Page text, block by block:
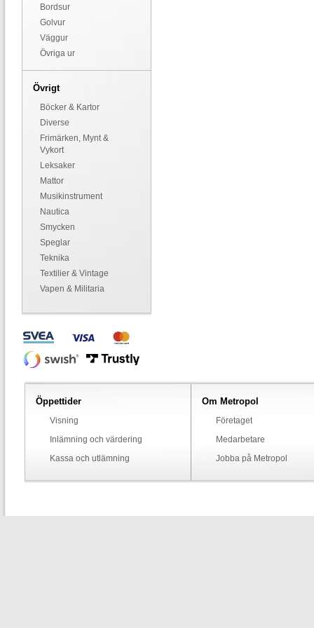
Bordsur
Golvur
Väggur
Övriga ur
Övrigt
Böcker & Kartor
Diverse
Frimärken, Mynt &
Vykort
Leksaker
Mattor
Musikinstrument
Nautica
Smycken
Speglar
Teknika
Textilier & Vintage
Vapen & Militaria
Öppettider
Visning
Inlämning och värdering
Kassa och utlämning
Om Metropol
Företaget
Medarbetare
Jobba på Metropol